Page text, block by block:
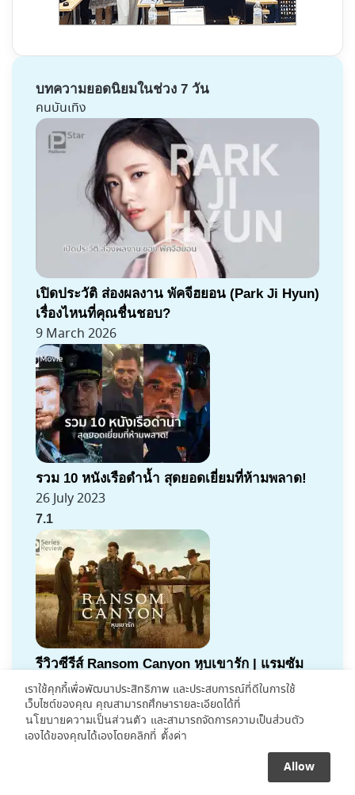
บทความยอดนิยมในช่วง 7 วัน
คนบันเทิง
เปิดประวัติ ส่องผลงาน พัคจีฮยอน (Park Ji Hyun)
เรื่องไหนที่คุณชื่นชอบ?
9 March 2026
รวม 10 หนังเรือดำน้ำ สุดยอดเยี่ยมที่ห้ามพลาด!
26 July 2023
7.1
รีวิวซีรีส์ Ransom Canyon หุบเขารัก | แรมซัม
หลายเส้า
3 August 2026
เราใช้คุกกี้เพื่อพัฒนาประสิทธิภาพ และประสบการณ์ที่ดีในการใช้
เว็บไซต์ของคุณ คุณสามารถศึกษารายละเอียดได้ที่
นโยบายความเป็นส่วนตัว และสามารถจัดการความเป็นส่วนตัว
เองได้ของคุณได้เองโดยคลิกที่ ตั้งค่า
Allow